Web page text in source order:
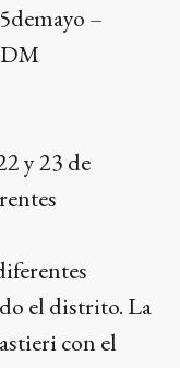
–
y 23 de
el distrito. La
con el